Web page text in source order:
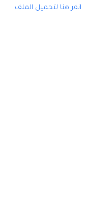
انقر هنا لتحميل الملف